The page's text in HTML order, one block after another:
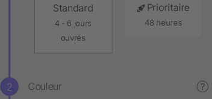
Standard
4 - 6 jours
ouvrés
Prioritaire
48 heures
Couleur ?